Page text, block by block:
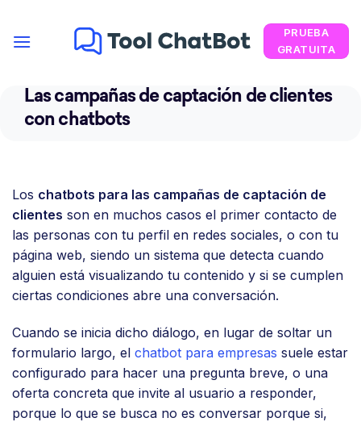
PRUEBA
GRATUITA
Las campañas de captación de clientes
con chatbots
Los chatbots para las campañas de captación de
clientes son en muchos casos el primer contacto de
las personas con tu perfil en redes sociales, o con tu
página web, siendo un sistema que detecta cuando
alguien está visualizando tu contenido y si se cumplen
ciertas condiciones abre una conversación.
Cuando se inicia dicho diálogo, en lugar de soltar un
formulario largo, el chatbot para empresas suele estar
configurado para hacer una pregunta breve, o una
oferta concreta que invite al usuario a responder,
porque lo que se busca no es conversar porque si,